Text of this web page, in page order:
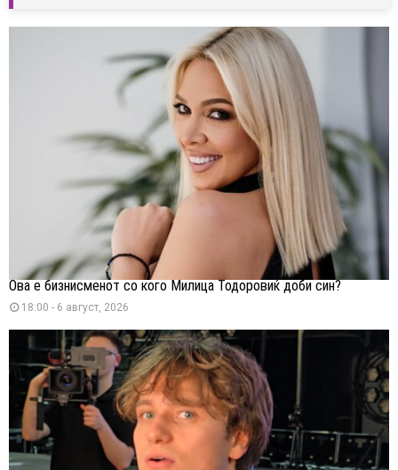
Ова е бизнисменот со кого Милица Тодоровиќ доби син?
18:00 - 6 август, 2026